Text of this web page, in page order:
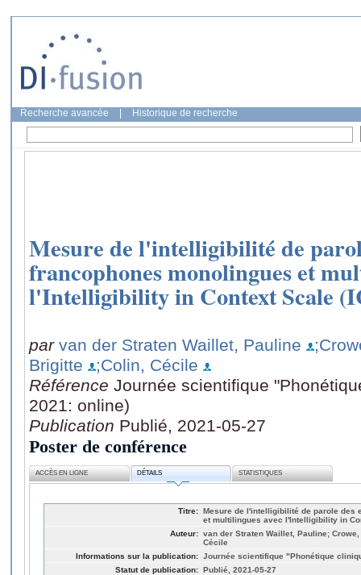
Recherche avancée Historique de recherche
Mesure de l'intelligibilité de
francophones monolingues et
l'Intelligibility in Context Scale
par van der Straten Waillet, Pauline
Brigitte
;Colin, Cécile
Référence Journée scientifique
2021: online)
Publication Publié, 2021-05-27
Poster de conférence
ACCÈS EN LIGNE DÉTAILS STATISTIQUES
Titre: Mesure de l'intelligibilité de parole des
et multilingues avec l'Intelligibility in
Auteur: van der Straten Waillet, Pauline;
Cécile
Informations sur la publication: Journée scientifique "Phonétique
Statut de publication: Publié, 2021-05-27